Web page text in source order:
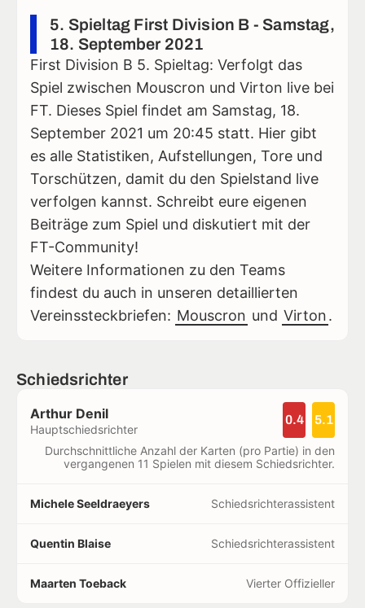
5. Spieltag First Division B - Samstag,
18. September 2021
First Division B 5. Spieltag: Verfolgt das
Spiel zwischen Mouscron und Virton live bei
FT. Dieses Spiel findet am Samstag, 18.
September 2021 um 20:45 statt. Hier gibt
es alle Statistiken, Aufstellungen, Tore und
Torschützen, damit du den Spielstand live
verfolgen kannst. Schreibt eure eigenen
Beiträge zum Spiel und diskutiert mit der
FT-Community!
Weitere Informationen zu den Teams
findest du auch in unseren detaillierten
Vereinssteckbriefen: Mouscron und Virton.
Schiedsrichter
Arthur Denil
Hauptschiedsrichter
0.4 5.1
Durchschnittliche Anzahl der Karten (pro Partie) in den
vergangenen 11 Spielen mit diesem Schiedsrichter.
Michele Seeldraeyers Schiedsrichterassistent
Quentin Blaise Schiedsrichterassistent
Maarten Toeback Vierter Offizieller